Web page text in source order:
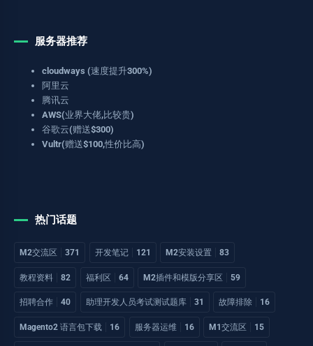
服务器推荐
cloudways (速度提升300%)
阿里云
腾讯云
AWS(业界大佬,比较贵)
谷歌云(赠送$300)
Vultr(赠送$100,性价比高)
热门话题
M2交流区 371 开发笔记 121 M2安装设置 83
教程资料 82 福利区 64 M2插件和模版分享区 59
招聘合作 40 助理开发人员考试测试题库 31 故障排除 16
Magento2 语言包下载 16 服务器运维 16 M1交流区 15